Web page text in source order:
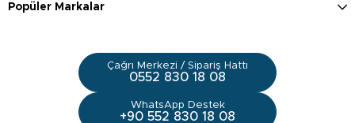
Popüler Markalar
Çağrı Merkezi / Sipariş Hattı
0552 830 18 08
WhatsApp Destek
+90 552 830 18 08